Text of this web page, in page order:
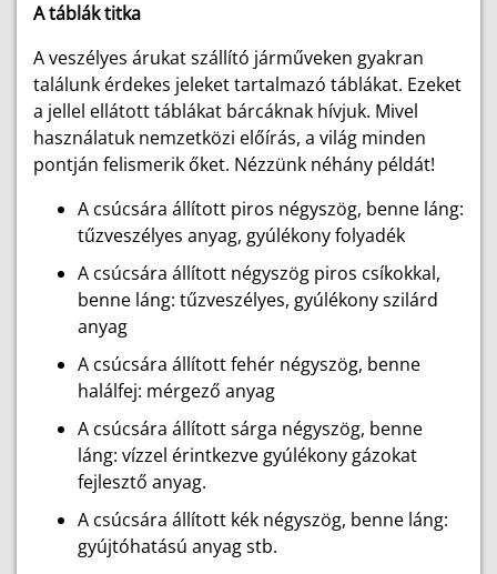
A táblák titka
A veszélyes árukat szállító járműveken gyakran
találunk érdekes jeleket tartalmazó táblákat. Ezeket
a jellel ellátott táblákat bárcáknak hívjuk. Mivel
használatuk nemzetközi előírás, a világ minden
pontján felismerik őket. Nézzünk néhány példát!
A csúcsára állított piros négyszög, benne láng:
tűzveszélyes anyag, gyúlékony folyadék
A csúcsára állított négyszög piros csíkokkal,
benne láng: tűzveszélyes, gyúlékony szilárd
anyag
A csúcsára állított fehér négyszög, benne
halálfej: mérgező anyag
A csúcsára állított sárga négyszög, benne
láng: vízzel érintkezve gyúlékony gázokat
fejlesztő anyag.
A csúcsára állított kék négyszög, benne láng:
gyújtóhatású anyag stb.